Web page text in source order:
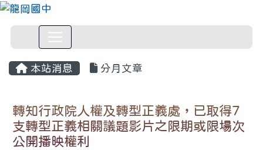
本站消息 分月文章
轉知行政院人權及轉型正義處，已取得7
支轉型正義相關議題影片之限期或限場次
公開播映權利